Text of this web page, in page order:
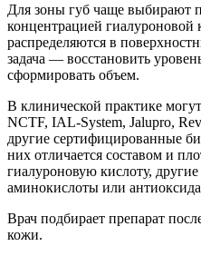
Для зоны губ чаще выбирают
концентрацией
распределяются в
задача — восстановить
сформировать объем.
В клинической практике
NCTF, IAL-System, Jalupro,
другие сертифицированные
них отличается составом и
гиалуроновую кислоту,
аминокислоты или
Врач подбирает препарат
кожи.